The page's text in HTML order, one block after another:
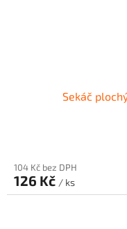
Sekáč
104 Kč bez DPH
126 Kč / ks